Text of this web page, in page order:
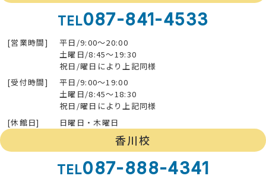
TEL087-841-4533
[営業時間]
平日/9:00～20:00
土曜日/8:45～19:30
祝日/曜日により上記同様
[受付時間]
平日/9:00～19:00
土曜日/8:45～18:30
祝日/曜日により上記同様
[休館日]
日曜日・木曜日
香川校
TEL087-888-4341